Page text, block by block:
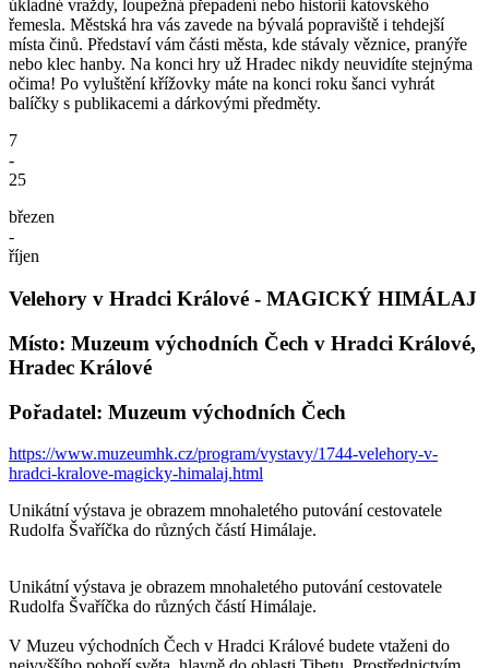
úkladné vraždy, loupežná přepadení nebo historii katovského
řemesla. Městská hra vás zavede na bývalá popraviště i tehdejší
místa činů. Představí vám části města, kde stávaly věznice, pranýře
nebo klec hanby. Na konci hry už Hradec nikdy neuvidíte stejnýma
očima! Po vyluštění křížovky máte na konci roku šanci vyhrát
balíčky s publikacemi a dárkovými předměty.
7
-
25
březen
-
říjen
Velehory v Hradci Králové - MAGICKÝ HIMÁLAJ
Místo: Muzeum východních Čech v Hradci Králové,
Hradec Králové
Pořadatel: Muzeum východních Čech
https://www.muzeumhk.cz/program/vystavy/1744-velehory-v-
hradci-kralove-magicky-himalaj.html
Unikátní výstava je obrazem mnohaletého putování cestovatele
Rudolfa Švaříčka do různých částí Himálaje.
Unikátní výstava je obrazem mnohaletého putování cestovatele
Rudolfa Švaříčka do různých částí Himálaje.
V Muzeu východních Čech v Hradci Králové budete vtaženi do